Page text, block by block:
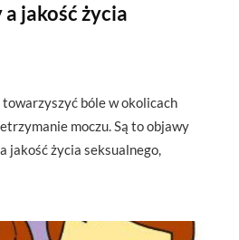
jakość życia
bóle w okolicach
moczu. Są to objawy
jakość życia seksualnego,